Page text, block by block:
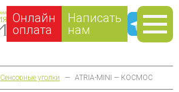
Онлайн
оплата
Написать
нам
Сенсорные уголки — ATRIA-MINI — КОСМОС